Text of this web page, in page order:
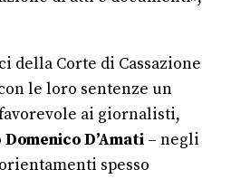
della Corte di Cassazione
le loro sentenze un
ai giornalisti,
Domenico D’Amati – negli
spesso